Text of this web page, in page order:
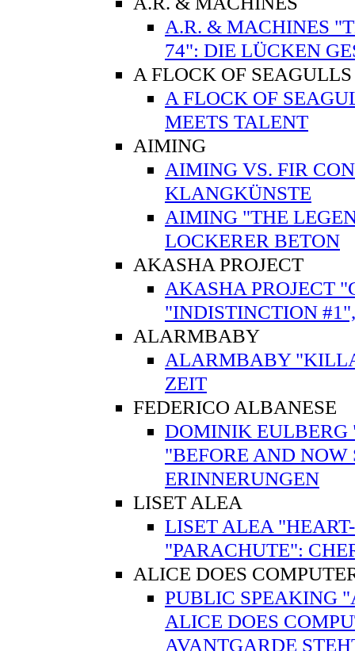
A.R. & MACHINES
74": DIE LÜCKEN
A FLOCK OF SEAGULLS
A FLOCK OF
MEETS TALENT
AIMING
AIMING VS. FIR
KLANGKÜNSTE
AIMING "THE
LOCKERER BETON
AKASHA PROJECT
AKASHA PROJECT
"INDISTINCTION
ALARMBABY
ALARMBABY
ZEIT
FEDERICO ALBANESE
DOMINIK EULBERG
"BEFORE AND
ERINNERUNGEN
LISET ALEA
LISET ALEA
"PARACHUTE":
ALICE DOES
PUBLIC SPEAKING
ALICE DOES
AVANTGARDE